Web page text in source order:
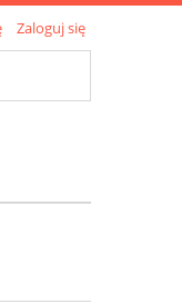
Zaloguj się